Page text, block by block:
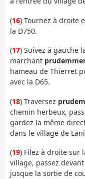
(16) Tournez à droite
la D750.
(17) Suivez à gauche
marchant
hameau de Thierret
avec la D65.
(18) Traversez
chemin herbeux,
gardez la même
dans le village de
(19) Filez à droite sur
village, passez
jusque la sortie de